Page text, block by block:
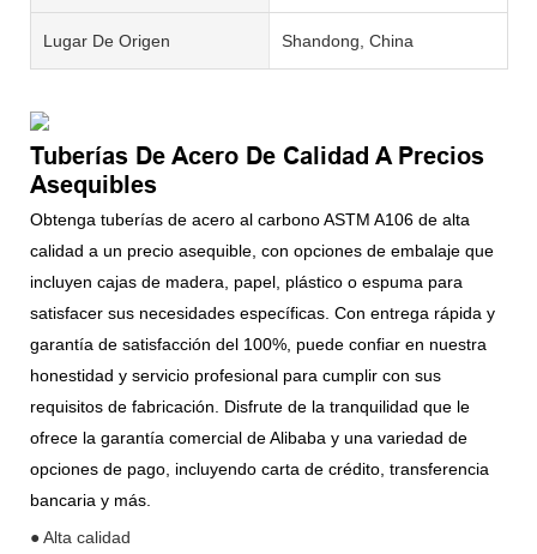
Lugar De Origen Shandong, China
Tuberías De Acero De Calidad A Precios
Asequibles
Obtenga tuberías de acero al carbono ASTM A106 de alta
calidad a un precio asequible, con opciones de embalaje que
incluyen cajas de madera, papel, plástico o espuma para
satisfacer sus necesidades específicas. Con entrega rápida y
garantía de satisfacción del 100%, puede confiar en nuestra
honestidad y servicio profesional para cumplir con sus
requisitos de fabricación. Disfrute de la tranquilidad que le
ofrece la garantía comercial de Alibaba y una variedad de
opciones de pago, incluyendo carta de crédito, transferencia
bancaria y más.
● Alta calidad